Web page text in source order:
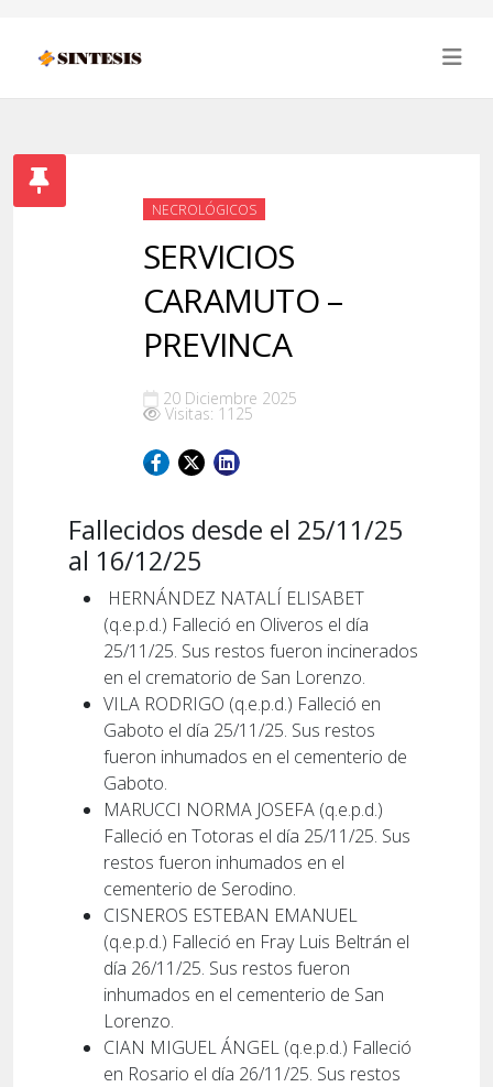
NECROLÓGICOS
SERVICIOS
CARAMUTO –
PREVINCA
20 Diciembre 2025
Visitas: 1125
Fallecidos desde el 25/11/25
al 16/12/25
HERNÁNDEZ NATALÍ ELISABET
(q.e.p.d.) Falleció en Oliveros el día
25/11/25. Sus restos fueron incinerados
en el crematorio de San Lorenzo.
VILA RODRIGO (q.e.p.d.) Falleció en
Gaboto el día 25/11/25. Sus restos
fueron inhumados en el cementerio de
Gaboto.
MARUCCI NORMA JOSEFA (q.e.p.d.)
Falleció en Totoras el día 25/11/25. Sus
restos fueron inhumados en el
cementerio de Serodino.
CISNEROS ESTEBAN EMANUEL
(q.e.p.d.) Falleció en Fray Luis Beltrán el
día 26/11/25. Sus restos fueron
inhumados en el cementerio de San
Lorenzo.
CIAN MIGUEL ÁNGEL (q.e.p.d.) Falleció
en Rosario el día 26/11/25. Sus restos